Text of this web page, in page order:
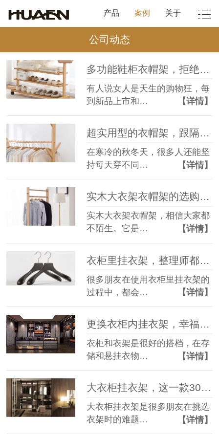
产品 案例 关于
公司动态
多功能鞋柜衣帽架，拒绝凌乱！--华恩衣架
有人说女人是天生的购物狂，每
到新品上市和…
【详情】
超实用型的衣帽架，跟隔夜衣说拜拜~--华恩衣架
在寒冷的秋冬天，很多人还能坚
持每天穿不同…
【详情】
实木大衣架衣帽架的选购方法--华恩衣架
实木大衣架衣帽架，相信大家都
不陌生。它是…
【详情】
衣柜里挂衣架，整理师都是这样挑选的！--华恩衣架
很多朋友在使用衣柜里挂衣架的
过程中，都会…
【详情】
更换衣柜内挂衣架，幸福感一路up！--华恩衣架
衣柜和衣架是很好的搭档，在存
储和悬挂衣物…
【详情】
大衣柜挂衣架，这一款30年不用换新！--华恩衣架
大衣柜挂衣架是很多朋友在挑选
衣架时的难题…
【详情】